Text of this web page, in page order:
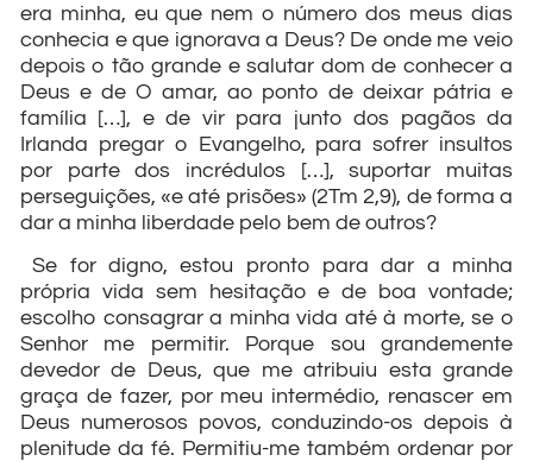
era minha, eu que nem o número dos meus dias
conhecia e que ignorava a Deus? De onde me veio
depois o tão grande e salutar dom de conhecer a
Deus e de O amar, ao ponto de deixar pátria e
família […], e de vir para junto dos pagãos da
Irlanda pregar o Evangelho, para sofrer insultos
por parte dos incrédulos […], suportar muitas
perseguições, «e até prisões» (2Tm 2,9), de forma a
dar a minha liberdade pelo bem de outros?
Se for digno, estou pronto para dar a minha
própria vida sem hesitação e de boa vontade;
escolho consagrar a minha vida até à morte, se o
Senhor me permitir. Porque sou grandemente
devedor de Deus, que me atribuiu esta grande
graça de fazer, por meu intermédio, renascer em
Deus numerosos povos, conduzindo-os depois à
plenitude da fé. Permitiu-me também ordenar por